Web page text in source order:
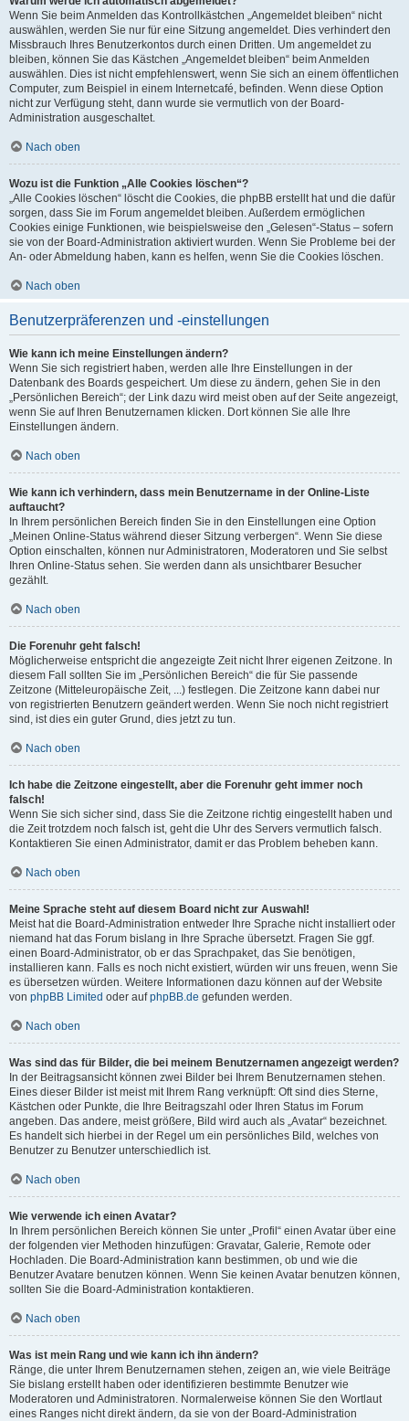
Wenn Sie beim Anmelden das Kontrollkästchen „Angemeldet bleiben“ nicht
auswählen, werden Sie nur für eine Sitzung angemeldet. Dies verhindert den
Missbrauch Ihres Benutzerkontos durch einen Dritten. Um angemeldet zu
bleiben, können Sie das Kästchen „Angemeldet bleiben“ beim Anmelden
auswählen. Dies ist nicht empfehlenswert, wenn Sie sich an einem öffentlichen
Computer, zum Beispiel in einem Internetcafé, befinden. Wenn diese Option
nicht zur Verfügung steht, dann wurde sie vermutlich von der Board-
Administration ausgeschaltet.
Nach oben
Wozu ist die Funktion „Alle Cookies löschen“?
„Alle Cookies löschen“ löscht die Cookies, die phpBB erstellt hat und die dafür
sorgen, dass Sie im Forum angemeldet bleiben. Außerdem ermöglichen
Cookies einige Funktionen, wie beispielsweise den „Gelesen“-Status – sofern
sie von der Board-Administration aktiviert wurden. Wenn Sie Probleme bei der
An- oder Abmeldung haben, kann es helfen, wenn Sie die Cookies löschen.
Nach oben
Benutzerpräferenzen und -einstellungen
Wie kann ich meine Einstellungen ändern?
Wenn Sie sich registriert haben, werden alle Ihre Einstellungen in der
Datenbank des Boards gespeichert. Um diese zu ändern, gehen Sie in den
„Persönlichen Bereich“; der Link dazu wird meist oben auf der Seite angezeigt,
wenn Sie auf Ihren Benutzernamen klicken. Dort können Sie alle Ihre
Einstellungen ändern.
Nach oben
Wie kann ich verhindern, dass mein Benutzername in der Online-Liste
auftaucht?
In Ihrem persönlichen Bereich finden Sie in den Einstellungen eine Option
„Meinen Online-Status während dieser Sitzung verbergen“. Wenn Sie diese
Option einschalten, können nur Administratoren, Moderatoren und Sie selbst
Ihren Online-Status sehen. Sie werden dann als unsichtbarer Besucher
gezählt.
Nach oben
Die Forenuhr geht falsch!
Möglicherweise entspricht die angezeigte Zeit nicht Ihrer eigenen Zeitzone. In
diesem Fall sollten Sie im „Persönlichen Bereich“ die für Sie passende
Zeitzone (Mitteleuropäische Zeit, ...) festlegen. Die Zeitzone kann dabei nur
von registrierten Benutzern geändert werden. Wenn Sie noch nicht registriert
sind, ist dies ein guter Grund, dies jetzt zu tun.
Nach oben
Ich habe die Zeitzone eingestellt, aber die Forenuhr geht immer noch
falsch!
Wenn Sie sich sicher sind, dass Sie die Zeitzone richtig eingestellt haben und
die Zeit trotzdem noch falsch ist, geht die Uhr des Servers vermutlich falsch.
Kontaktieren Sie einen Administrator, damit er das Problem beheben kann.
Nach oben
Meine Sprache steht auf diesem Board nicht zur Auswahl!
Meist hat die Board-Administration entweder Ihre Sprache nicht installiert oder
niemand hat das Forum bislang in Ihre Sprache übersetzt. Fragen Sie ggf.
einen Board-Administrator, ob er das Sprachpaket, das Sie benötigen,
installieren kann. Falls es noch nicht existiert, würden wir uns freuen, wenn Sie
es übersetzen würden. Weitere Informationen dazu können auf der Website
von phpBB Limited oder aufphpBB.de gefunden werden.
Nach oben
Was sind das für Bilder, die bei meinem Benutzernamen angezeigt werden?
In der Beitragsansicht können zwei Bilder bei Ihrem Benutzernamen stehen.
Eines dieser Bilder ist meist mit Ihrem Rang verknüpft: Oft sind dies Sterne,
Kästchen oder Punkte, die Ihre Beitragszahl oder Ihren Status im Forum
angeben. Das andere, meist größere, Bild wird auch als „Avatar“ bezeichnet.
Es handelt sich hierbei in der Regel um ein persönliches Bild, welches von
Benutzer zu Benutzer unterschiedlich ist.
Nach oben
Wie verwende ich einen Avatar?
In Ihrem persönlichen Bereich können Sie unter „Profil“ einen Avatar über eine
der folgenden vier Methoden hinzufügen: Gravatar, Galerie, Remote oder
Hochladen. Die Board-Administration kann bestimmen, ob und wie die
Benutzer Avatare benutzen können. Wenn Sie keinen Avatar benutzen können,
sollten Sie die Board-Administration kontaktieren.
Nach oben
Was ist mein Rang und wie kann ich ihn ändern?
Ränge, die unter Ihrem Benutzernamen stehen, zeigen an, wie viele Beiträge
Sie bislang erstellt haben oder identifizieren bestimmte Benutzer wie
Moderatoren und Administratoren. Normalerweise können Sie den Wortlaut
eines Ranges nicht direkt ändern, da sie von der Board-Administration